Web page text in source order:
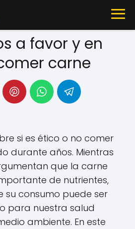
a favor y en
carne
si es ético o no comer
durante años. Mientras
que la carne
de nutrientes,
su consumo puede ser
para nuestra salud
ambiente. En este